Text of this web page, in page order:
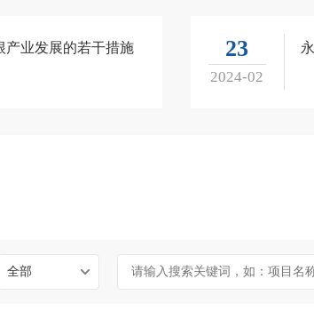
产业发展的若干措施
23
2024-02
全部